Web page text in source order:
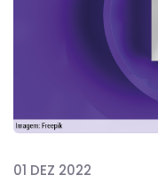
01 DEZ 2022